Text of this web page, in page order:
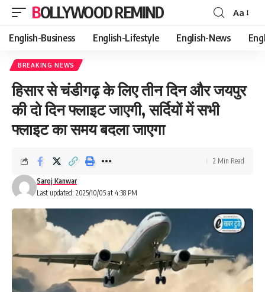
BOLLYWOOD REMIND
Font
Resizer
Aa
English-Business English-Lifestyle English-News
BREAKING NEWS
हिसार से चंडीगढ़ के लिए तीन दिन और जयपुर
की दो दिन फ्लाइट जाएगी, सर्दियों में सभी
फ्लाइट का समय बदला जाएगा
Last updated: 2025/10/05 at 4:38 PM
Saroj Kanwar
2 Min Read